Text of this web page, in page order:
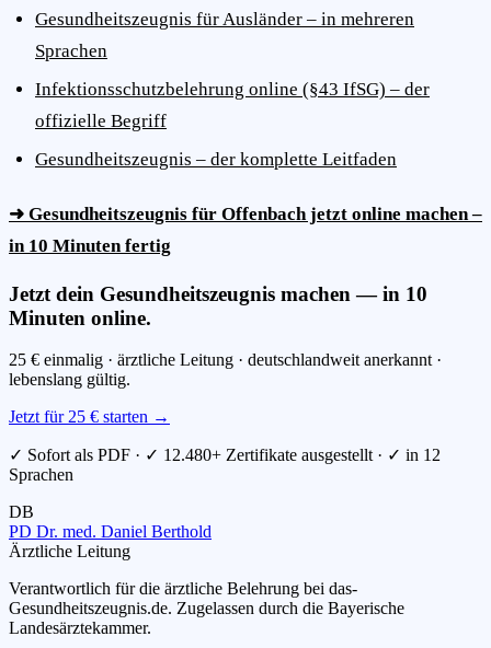
Gesundheitszeugnis für Ausländer – in mehreren
Sprachen
Infektionsschutzbelehrung online (§43 IfSG) – der
offizielle Begriff
Gesundheitszeugnis – der komplette Leitfaden
➜ Gesundheitszeugnis für Offenbach jetzt online machen –
in 10 Minuten fertig
Jetzt dein Gesundheitszeugnis machen — in 10
Minuten online.
25 € einmalig · ärztliche Leitung · deutschlandweit anerkannt ·
lebenslang gültig.
Jetzt für 25 € starten →
✓ Sofort als PDF · ✓ 12.480+ Zertifikate ausgestellt · ✓ in 12
Sprachen
DB
PD Dr. med. Daniel Berthold
Ärztliche Leitung
Verantwortlich für die ärztliche Belehrung bei das-
Gesundheitszeugnis.de. Zugelassen durch die Bayerische
Landesärztekammer.